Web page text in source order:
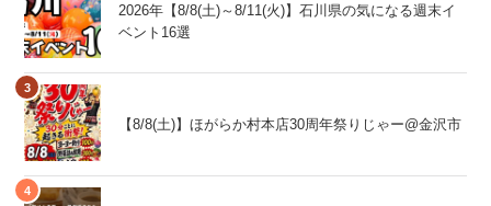
2026年【8/8(土)～8/11(火)】石川県の気になる週末イ
ベント16選
【8/8(土)】ほがらか村本店30周年祭りじゃー@金沢市